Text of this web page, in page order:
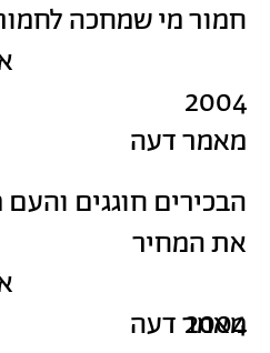
מאמר דעה
חמור מי שמחכה
2004
מאמר דעה
הבכירים חוגגים
את המחיר
2004